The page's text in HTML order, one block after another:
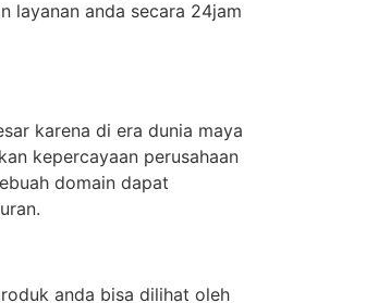
layanan anda secara 24jam
karena di era dunia maya
kepercayaan perusahaan
domain dapat
anda bisa dilihat oleh